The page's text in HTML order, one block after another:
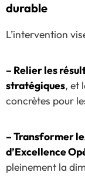
durable
L’intervention
– Relier les
stratégiques, et
concrètes pour
– Transformer
d’Excellence
pleinement la